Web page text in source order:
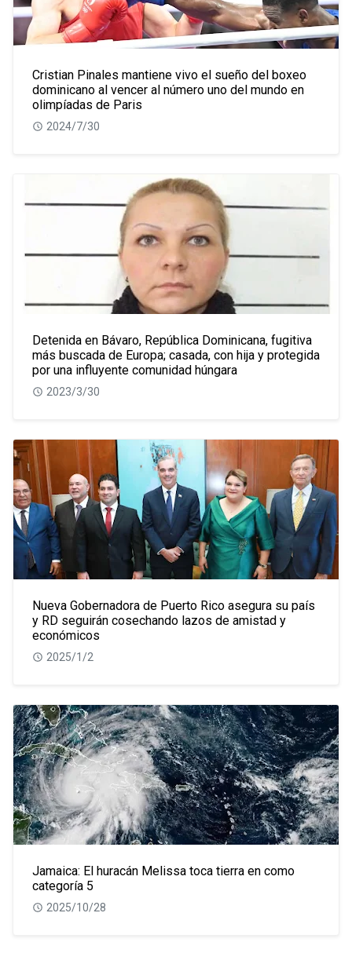
Cristian Pinales mantiene vivo el sueño del boxeo
dominicano al vencer al número uno del mundo en
olimpíadas de Paris
2024/7/30
Detenida en Bávaro, República Dominicana, fugitiva
más buscada de Europa; casada, con hija y protegida
por una influyente comunidad húngara
2023/3/30
Nueva Gobernadora de Puerto Rico asegura su país
y RD seguirán cosechando lazos de amistad y
económicos
2025/1/2
Jamaica: El huracán Melissa toca tierra en como
categoría 5
2025/10/28